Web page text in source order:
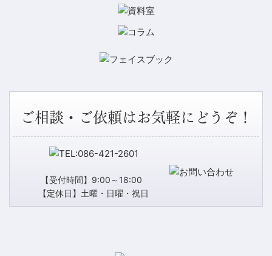
ご相談・ご依頼はお気軽にどうぞ！
【受付時間】9:00～18:00
【定休日】土曜・日曜・祝日